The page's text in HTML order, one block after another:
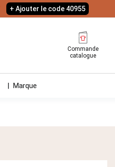
+ Ajouter le code 40955
Commande
catalogue
| Marque